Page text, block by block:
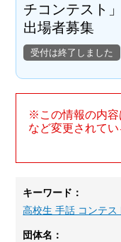
チコンテスト」
出場者募集
受付は終了しました
※この情報の内容
など変更されて
キーワード：
高校生 手話 コンテ
団体名：